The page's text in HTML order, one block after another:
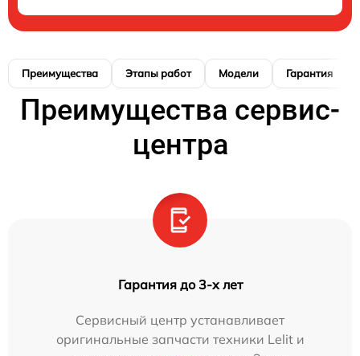
Преимущества Этапы работ Модели Гарантия
Преимущества сервис-
центра
Гарантия до 3-х лет
Сервисный центр устанавливает
оригинальные запчасти техники Lelit и